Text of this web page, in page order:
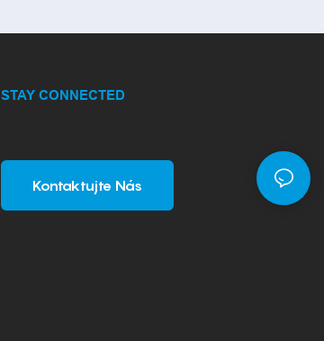
STAY CONNECTED
Kontaktujte Nás